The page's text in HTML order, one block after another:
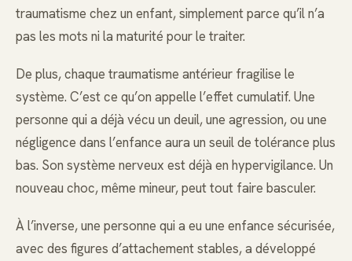
traumatisme chez un enfant, simplement parce qu’il n’a
pas les mots ni la maturité pour le traiter.
De plus, chaque traumatisme antérieur fragilise le
système. C’est ce qu’on appelle l’effet cumulatif. Une
personne qui a déjà vécu un deuil, une agression, ou une
négligence dans l’enfance aura un seuil de tolérance plus
bas. Son système nerveux est déjà en hypervigilance. Un
nouveau choc, même mineur, peut tout faire basculer.
À l’inverse, une personne qui a eu une enfance sécurisée,
avec des figures d’attachement stables, a développé